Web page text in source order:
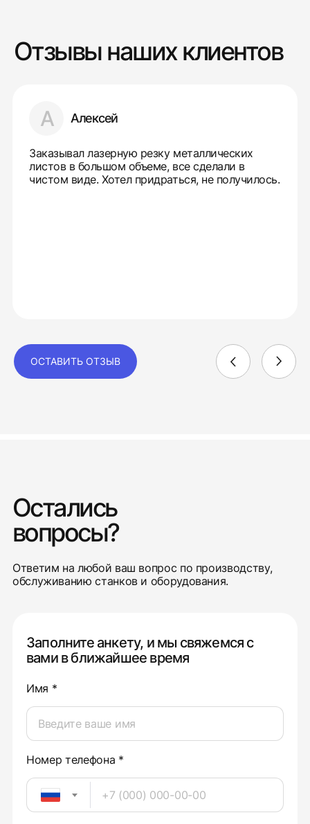
Отзывы наших клиентов
А Алексей
Заказывал лазерную резку металлических
листов в большом объеме, все сделали в
чистом виде. Хотел придраться, не получилось.
ОСТАВИТЬ ОТЗЫВ
Остались
вопросы?
Ответим на любой ваш вопрос по производству,
обслуживанию станков и оборудования.
Заполните анкету, и мы свяжемся с
вами в ближайшее время
Имя *
Номер телефона *